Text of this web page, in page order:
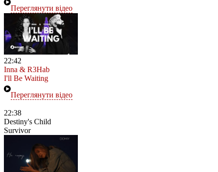
Переглянути відео
22:42
Inna & R3Hab
I'll Be Waiting
Переглянути відео
22:38
Destiny's Child
Survivor